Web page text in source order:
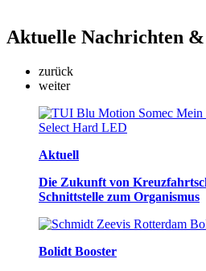
Aktuelle Nachrichten
zurück
weiter
Aktuell
Die Zukunft von
Schnittstelle zum Organismus
Bolidt Booster